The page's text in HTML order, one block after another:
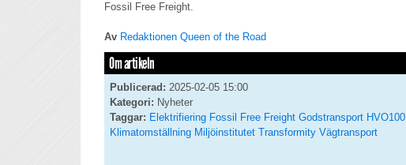
Fossil Free Freight.
Av Redaktionen Queen of the Road
Om artikeln
Publicerad: 2025-02-05 15:00
Kategori: Nyheter
Taggar: Elektrifiering Fossil Free Freight Godstransport HVO100
Klimatomställning Miljöinstitutet Transformity Vägtransport